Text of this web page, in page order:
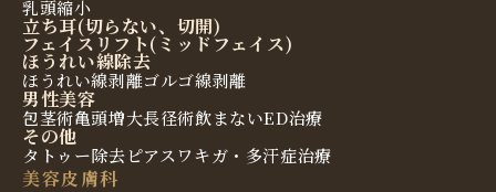
乳頭縮小
立ち耳(切らない、切開)
フェイスリフト(ミッドフェイス)
ほうれい線除去
ほうれい線剥離ゴルゴ線剥離
男性美容
包茎術亀頭増大長径術飲まないED治療
その他
タトゥー除去ピアスワキガ・多汗症治療
美容皮膚科